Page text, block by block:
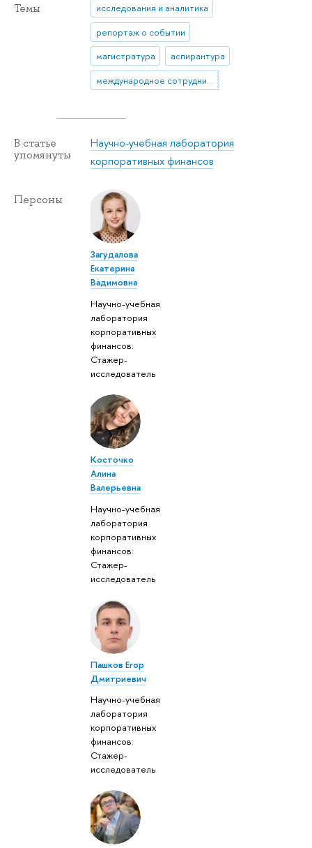
Темы
исследования и аналитика
репортаж о событии
магистратура
аспирантура
международное сотрудничество
В статье
упомянуты
Научно-учебная лаборатория
корпоративных финансов
Персоны
Загудалова
Екатерина
Вадимовна
Научно-учебная
лаборатория
корпоративных
финансов:
Стажер-
исследователь
Косточко
Алина
Валерьевна
Научно-учебная
лаборатория
корпоративных
финансов:
Стажер-
исследователь
Пашков Егор
Дмитриевич
Научно-учебная
лаборатория
корпоративных
финансов:
Стажер-
исследователь